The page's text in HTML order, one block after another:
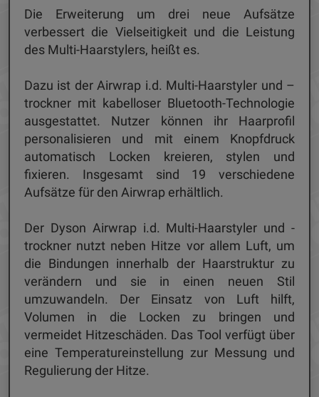
Die Erweiterung um drei neue Aufsätze
verbessert die Vielseitigkeit und die Leistung
des Multi-Haarstylers, heißt es.
Dazu ist der Airwrap i.d. Multi-Haarstyler und –
trockner mit kabelloser Bluetooth-Technologie
ausgestattet. Nutzer können ihr Haarprofil
personalisieren und mit einem Knopfdruck
automatisch Locken kreieren, stylen und
fixieren. Insgesamt sind 19 verschiedene
Aufsätze für den Airwrap erhältlich.
Der Dyson Airwrap i.d. Multi-Haarstyler und -
trockner nutzt neben Hitze vor allem Luft, um
die Bindungen innerhalb der Haarstruktur zu
verändern und sie in einen neuen Stil
umzuwandeln. Der Einsatz von Luft hilft,
Volumen in die Locken zu bringen und
vermeidet Hitzeschäden. Das Tool verfügt über
eine Temperatureinstellung zur Messung und
Regulierung der Hitze.